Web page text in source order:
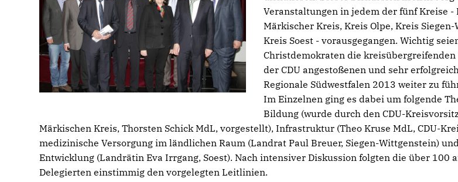
Veranstaltungen in jedem der fünf Kreise -
Märkischer Kreis, Kreis Olpe, Kreis
Kreis Soest - vorausgegangen. Wichtig
Christdemokraten die kreisübergreifenden
der CDU angestoßenen und sehr
Regionale Südwestfalen 2013 weiter zu
Im Einzelnen ging es dabei um folgende
Bildung (wurde durch den CDU-
Märkischen Kreis, Thorsten Schick MdL, vorgestellt), Infrastruktur (Theo Kruse MdL, CDU-
medizinische Versorgung im ländlichen Raum (Landrat Paul Breuer, Siegen-Wittgenstein)
Entwicklung (Landrätin Eva Irrgang, Soest). Nach intensiver Diskussion folgten die über 100
Delegierten einstimmig den vorgelegten Leitlinien.